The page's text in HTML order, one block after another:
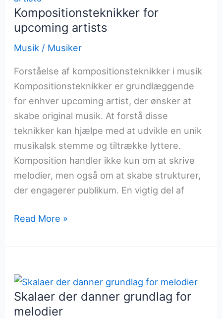
Kompositionsteknikker for
upcoming artists
Musik / Musiker
Forståelse af kompositionsteknikker i musik
Kompositionsteknikker er grundlæggende
for enhver upcoming artist, der ønsker at
skabe original musik. At forstå disse
teknikker kan hjælpe med at udvikle en unik
musikalsk stemme og tiltrække lyttere.
Komposition handler ikke kun om at skrive
melodier, men også om at skabe strukturer,
der engagerer publikum. En vigtig del af
Kompositionsteknikker
upcoming
Read More »
Skalaer der danner grundlag for
melodier